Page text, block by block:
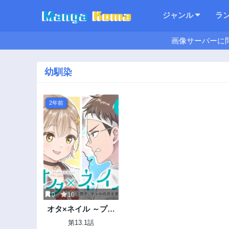
ジャンル ラ
画像サーバーに
幼馴染
2年前
0 10
オタ×ネイル ～プラ
モ男子、ギャルの爪
第13.1話